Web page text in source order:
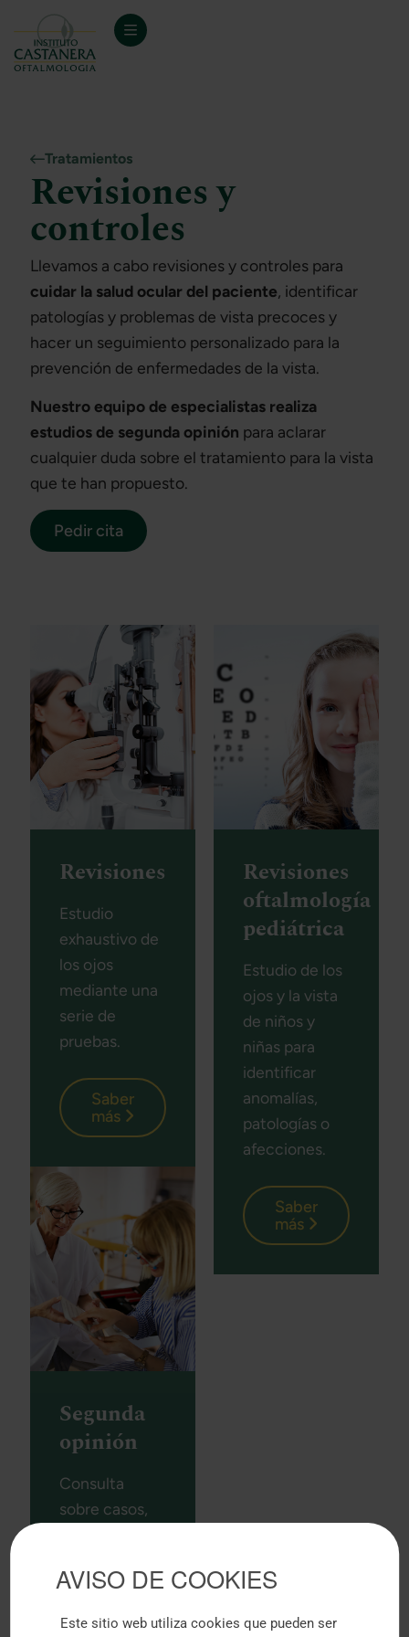
Tratamientos
Revisiones y
controles
Llevamos a cabo revisiones y controles para
cuidar la salud ocular del paciente, identificar
patologías y problemas de vista precoces y
hacer un seguimiento personalizado para la
prevención de enfermedades de la vista.
Nuestro equipo de especialistas realiza
estudios de segunda opinión para aclarar
cualquier duda sobre el tratamiento para la vista
que te han propuesto.
Pedir cita
Revisiones
Estudio
exhaustivo de
los ojos
mediante una
serie de
pruebas.
Saber
más
Segunda
opinión
Consulta
sobre casos,
que ha
Revisiones
oftalmología
pediátrica
Estudio de los
ojos y la vista
de niños y
niñas para
identificar
anomalías,
patologías o
afecciones.
Saber
más
AVISO DE COOKIES
Este sitio web utiliza cookies que pueden ser